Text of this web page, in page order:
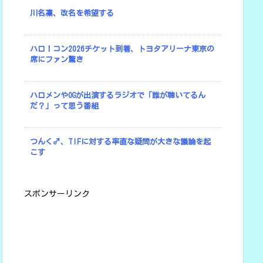
川名凜、改名を希望する
ハロ！コン2026チケット到着、トヨタアリーナ東京の
席にファン驚き
ハロメンやOGが出演するラジオで「誰が聴いてるん
だ？」って思う番組
つんく♂、TIFに対する率直な疑問が大きな議論を起
こす
スポンサーリンク